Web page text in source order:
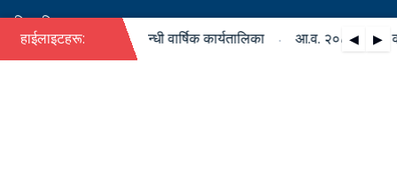
सिफारिस
हाईलाइटहरू: ◀ ▶
०८४ को पदपूर्ति सम्बन्धी वार्षिक कार्यतालिका आ.व. २०८३/०८४ को